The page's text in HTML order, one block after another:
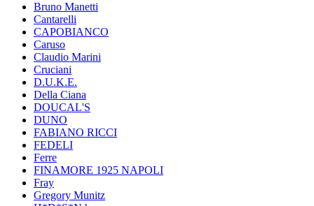
Bruno Manetti
Cantarelli
CAPOBIANCO
Caruso
Claudio Marini
Cruciani
D.U.K.E.
Della Ciana
DOUCAL'S
DUNO
FABIANO RICCI
FEDELI
Ferre
FINAMORE 1925 NAPOLI
Fray
Gregory Munitz